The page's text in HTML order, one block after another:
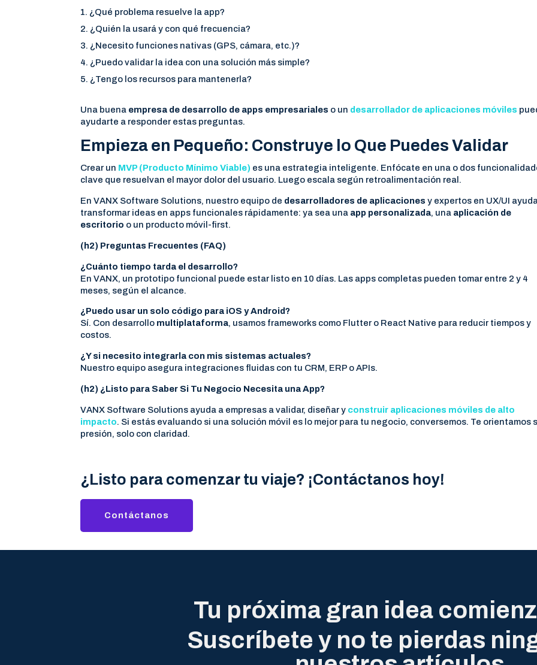
¿Qué problema resuelve la app?
¿Quién la usará y con qué frecuencia?
¿Necesito funciones nativas (GPS, cámara, etc.)?
¿Puedo validar la idea con una solución más simple?
¿Tengo los recursos para mantenerla?
Una buena empresa de desarrollo de apps empresariales o un desarrollador de aplicaciones móviles
ayudarte a responder estas preguntas.
Empieza en Pequeño: Construye lo Que Puedes Validar
Crear un MVP (Producto Mínimo Viable) es una estrategia inteligente. Enfócate en una o dos
clave que resuelvan el mayor dolor del usuario. Luego escala según retroalimentación real.
En VANX Software Solutions, nuestro equipo de desarrolladores de aplicaciones y expertos en UX/UI
transformar ideas en apps funcionales rápidamente: ya sea una app personalizada, una aplicación de
escritorio o un producto móvil-first.
(h2) Preguntas Frecuentes (FAQ)
¿Cuánto tiempo tarda el desarrollo?
En VANX, un prototipo funcional puede estar listo en 10 días. Las apps completas pueden tomar entre 2 y 4
meses, según el alcance.
¿Puedo usar un solo código para iOS y Android?
Sí. Con desarrollo multiplataforma, usamos frameworks como Flutter o React Native para reducir tiempos y
costos.
¿Y si necesito integrarla con mis sistemas actuales?
Nuestro equipo asegura integraciones fluidas con tu CRM, ERP o APIs.
(h2) ¿Listo para Saber Si Tu Negocio Necesita una App?
VANX Software Solutions ayuda a empresas a validar, diseñar y construir aplicaciones móviles de alto
impacto. Si estás evaluando si una solución móvil es lo mejor para tu negocio, conversemos. Te orientamos
presión, solo con claridad.
¿Listo para comenzar tu viaje? ¡Contáctanos hoy!
Contáctanos
Tu próxima gran idea
Suscríbete y no te pierdas